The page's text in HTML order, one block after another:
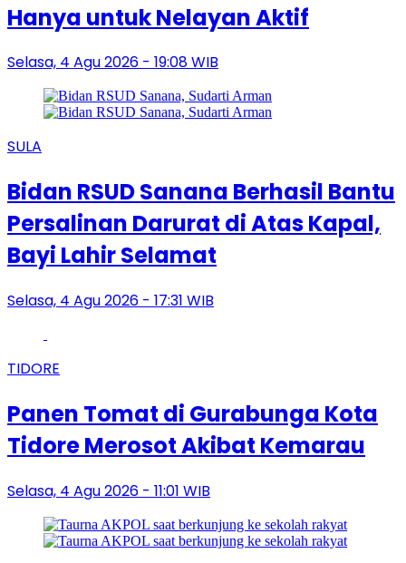
Hanya untuk Nelayan Aktif
Selasa, 4 Agu 2026 - 19:08 WIB
SULA
Bidan RSUD Sanana Berhasil Bantu
Persalinan Darurat di Atas Kapal,
Bayi Lahir Selamat
Selasa, 4 Agu 2026 - 17:31 WIB
TIDORE
Panen Tomat di Gurabunga Kota
Tidore Merosot Akibat Kemarau
Selasa, 4 Agu 2026 - 11:01 WIB